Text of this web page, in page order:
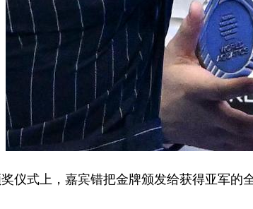
式上，嘉宾错把金牌颁发给获得亚军的全